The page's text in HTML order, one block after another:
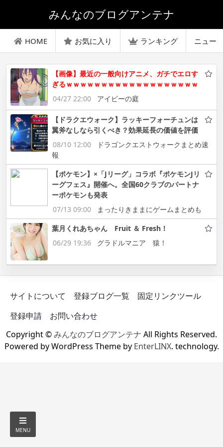
みんなのブログアンテナ
HOME お気に入り ランキング ニュー
【画像】最近の一般向けアニメ、ガチでエロす
ぎるｗｗｗｗｗｗｗｗｗｗｗｗｗｗｗｗｗｗｗ
04/27 22:00
アイビーの庭
【ドラクエウォーク】ラッキーフォーチュンは
翼斧なしなら引くべき？効果延長の価値を評価
08/10 12:00
ドラゴンクエストウォークまとめ速
報
【ポケモン】×「Jリーグ」コラボ『ポケモンJリ
ーグフェス』開催へ。全国60クラブのパートナ
ーポケモンも発表
07/13 09:00
まったりきままにゲームまとめも
葉月くれあちゃん Fruit ＆ Fresh！
06/29 19:36
グラドルマニア 猿！
サイトについて 登録ブログ一覧
固定リンクツール
登録申請
お問い合わせ
Copyright ©みんなのブログアンテナ All Rights Reserved.
Powered by WordPress Theme by EnterLINX. technology.
MENU